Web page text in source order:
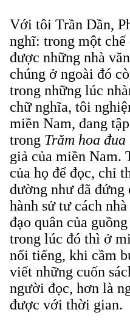
Với tôi Trần Dần,
nghĩ: trong một chế
được những nhà
chúng ở ngoài đó
trong những lúc
chữ nghĩa, tôi
miền Nam, đang
trong Trăm hoa
giả của miền Nam.
của họ để đọc, chỉ
dường như đã
hành sử tư cách
đạo quân của
trong lúc đó thì ở
nổi tiếng, khi cầm
viết những cuốn
người đọc, hơn là
được với thời gian.